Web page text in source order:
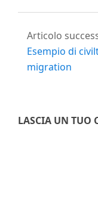
Articolo
Esempio di
migration
LASCIA UN TUO